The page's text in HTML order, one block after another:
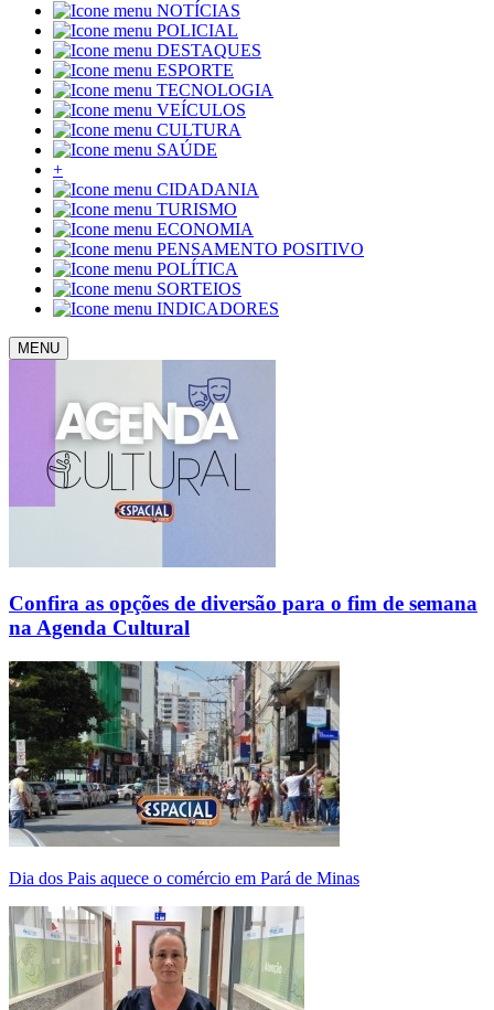
NOTÍCIAS
POLICIAL
DESTAQUES
ESPORTE
TECNOLOGIA
VEÍCULOS
CULTURA
SAÚDE
+
CIDADANIA
TURISMO
ECONOMIA
PENSAMENTO POSITIVO
POLÍTICA
SORTEIOS
INDICADORES
MENU
Confira as opções de diversão para o fim de semana
na Agenda Cultural
Dia dos Pais aquece o comércio em Pará de Minas